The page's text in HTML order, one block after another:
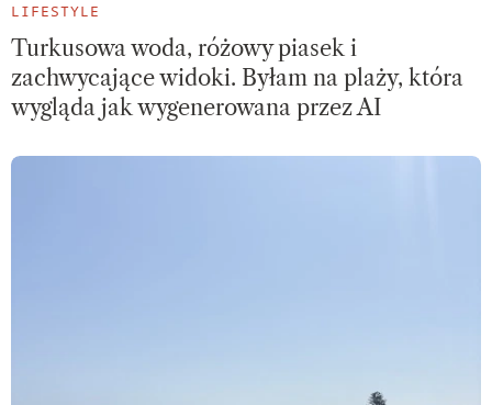
LIFESTYLE
Turkusowa woda, różowy piasek i
zachwycające widoki. Byłam na plaży, która
wygląda jak wygenerowana przez AI